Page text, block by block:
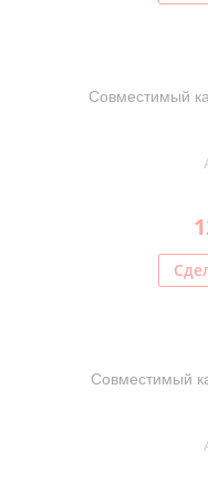
Совместимый
Совместимый